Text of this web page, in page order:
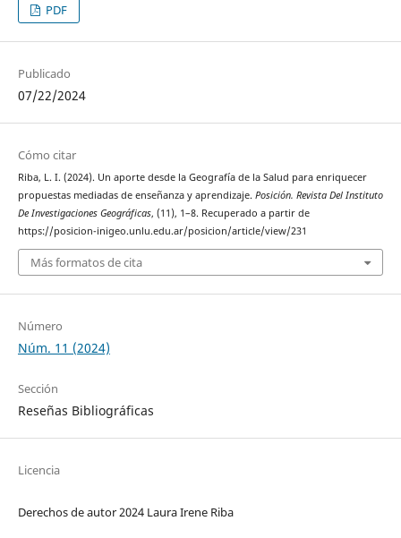
PDF
Publicado
07/22/2024
Cómo citar
Riba, L. I. (2024). Un aporte desde la Geografía de la Salud para enriquecer
propuestas mediadas de enseñanza y aprendizaje. Posición. Revista Del Instituto
De Investigaciones Geográficas, (11), 1–8. Recuperado a partir de
https://posicion-inigeo.unlu.edu.ar/posicion/article/view/231
Más formatos de cita
Número
Núm. 11 (2024)
Sección
Reseñas Bibliográficas
Licencia
Derechos de autor 2024 Laura Irene Riba